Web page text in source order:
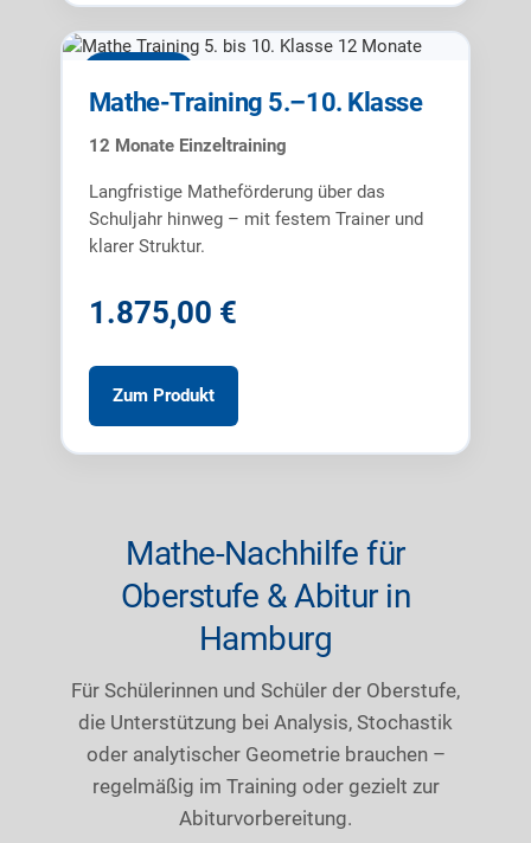
Mathe-Training 5.–10. Klasse
12 Monate Einzeltraining
Langfristige Matheförderung über das
Schuljahr hinweg – mit festem Trainer und
klarer Struktur.
1.875,00 €
Zum Produkt
Mathe-Nachhilfe für
Oberstufe & Abitur in
Hamburg
Für Schülerinnen und Schüler der Oberstufe,
die Unterstützung bei Analysis, Stochastik
oder analytischer Geometrie brauchen –
regelmäßig im Training oder gezielt zur
Abiturvorbereitung.